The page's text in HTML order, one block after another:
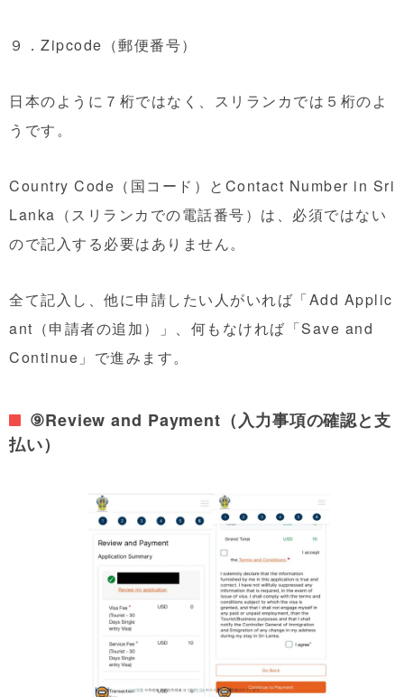
９．Zipcode（郵便番号）
日本のように７桁ではなく、スリランカでは５桁のよ
うです。
Country Code（国コード）とContact Number in Sri
Lanka（スリランカでの電話番号）は、必須ではない
ので記入する必要はありません。
全て記入し、他に申請したい人がいれば「Add Applic
ant（申請者の追加）」、何もなければ「Save and
Continue」で進みます。
⑨Review and Payment（入力事項の確認と支
払い）